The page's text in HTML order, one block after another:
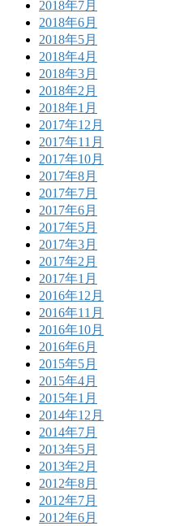
2018年7月
2018年6月
2018年5月
2018年4月
2018年3月
2018年2月
2018年1月
2017年12月
2017年11月
2017年10月
2017年8月
2017年7月
2017年6月
2017年5月
2017年3月
2017年2月
2017年1月
2016年12月
2016年11月
2016年10月
2016年6月
2015年5月
2015年4月
2015年1月
2014年12月
2014年7月
2013年5月
2013年2月
2012年8月
2012年7月
2012年6月